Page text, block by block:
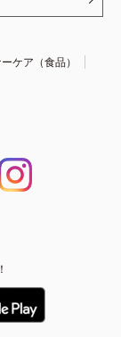
ケア（食品）